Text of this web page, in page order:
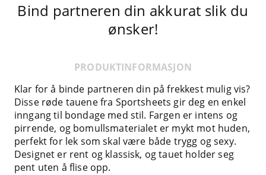
Bind partneren din akkurat slik du
ønsker!
PRODUKTINFORMASJON
Klar for å binde partneren din på frekkest mulig vis?
Disse røde tauene fra Sportsheets gir deg en enkel
inngang til bondage med stil. Fargen er intens og
pirrende, og bomullsmaterialet er mykt mot huden,
perfekt for lek som skal være både trygg og sexy.
Designet er rent og klassisk, og tauet holder seg
pent uten å flise opp.